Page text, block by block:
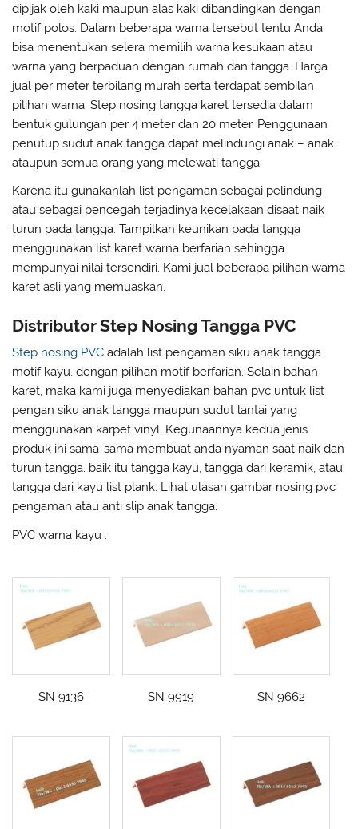
dipijak oleh kaki maupun alas kaki dibandingkan dengan
motif polos. Dalam beberapa warna tersebut tentu Anda
bisa menentukan selera memilih warna kesukaan atau
warna yang berpaduan dengan rumah dan tangga. Harga
jual per meter terbilang murah serta terdapat sembilan
pilihan warna. Step nosing tangga karet tersedia dalam
bentuk gulungan per 4 meter dan 20 meter. Penggunaan
penutup sudut anak tangga dapat melindungi anak – anak
ataupun semua orang yang melewati tangga.
Karena itu gunakanlah list pengaman sebagai pelindung
atau sebagai pencegah terjadinya kecelakaan disaat naik
turun pada tangga. Tampilkan keunikan pada tangga
menggunakan list karet warna berfarian sehingga
mempunyai nilai tersendiri. Kami jual beberapa pilihan warna
karet asli yang memuaskan.
Distributor Step Nosing Tangga PVC
Step nosing PVC adalah list pengaman siku anak tangga
motif kayu, dengan pilihan motif berfarian. Selain bahan
karet, maka kami juga menyediakan bahan pvc untuk list
pengan siku anak tangga maupun sudut lantai yang
menggunakan karpet vinyl. Kegunaannya kedua jenis
produk ini sama-sama membuat anda nyaman saat naik dan
turun tangga. baik itu tangga kayu, tangga dari keramik, atau
tangga dari kayu list plank. Lihat ulasan gambar nosing pvc
pengaman atau anti slip anak tangga.
PVC warna kayu :
SN 9136 SN 9919 SN 9662